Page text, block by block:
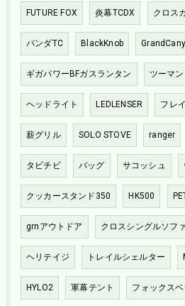
FUTURE FOX 炎幕TCDX クロス
パンダTC BlackKnob
ギガパワーBFガスランタン ツーマ
ヘッドライト LEDLENSER フレ
薪グリル SOLO STOVE ranger
タビチビ バッグ サコッシュ
クッカースタンド350 HK500
grnアウトドア クロスシングルソフ
ヘリテイジ トレイルシェルター
HYLO2 軍幕テント フォックス